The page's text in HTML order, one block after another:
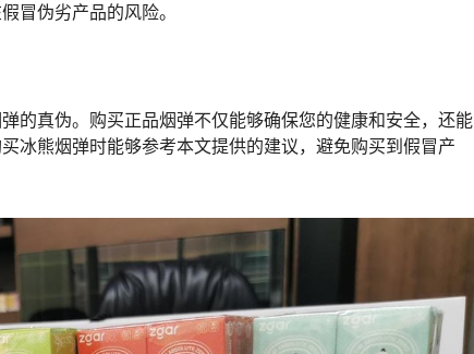
冒伪劣产品的风险。
的真伪。购买正品烟弹不仅能够确保您的健康和安全，还能
冰熊烟弹时能够参考本文提供的建议，避免购买到假冒产